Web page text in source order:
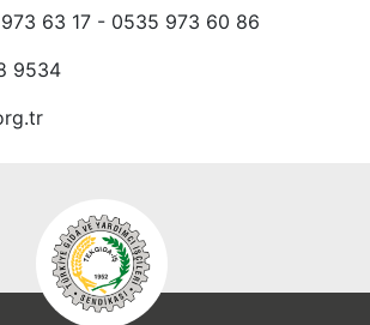
63 17 - 0535 973 60 86
9534